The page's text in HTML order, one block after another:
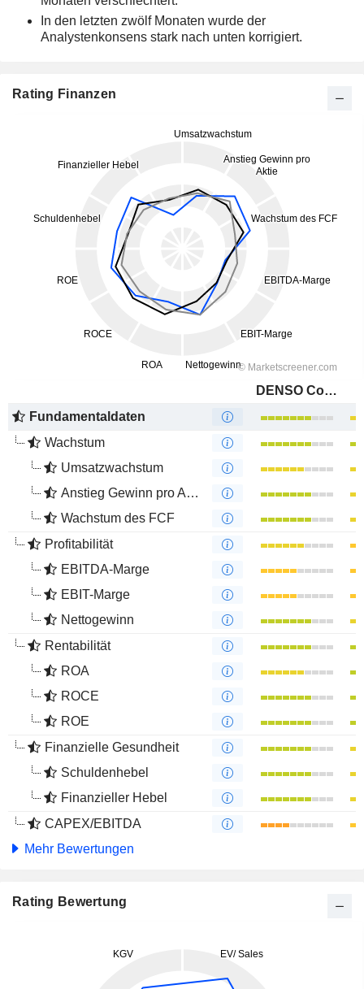
In den letzten zwölf Monaten wurde der
Analystenkonsens stark nach unten korrigiert.
Rating Finanzen
DENSO Corporation
Fundamentaldaten
Wachstum
Umsatzwachstum
Anstieg Gewinn pro Aktie
Wachstum des FCF
Profitabilität
EBITDA-Marge
EBIT-Marge
Nettogewinn
Rentabilität
ROA
ROCE
ROE
Finanzielle Gesundheit
Schuldenhebel
Finanzieller Hebel
CAPEX/EBITDA
Mehr Bewertungen
Rating Bewertung